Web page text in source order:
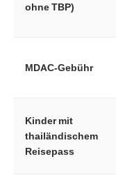
ohne TBP)
MDAC-Gebühr
Kinder mit
thailändischem
Reisepass